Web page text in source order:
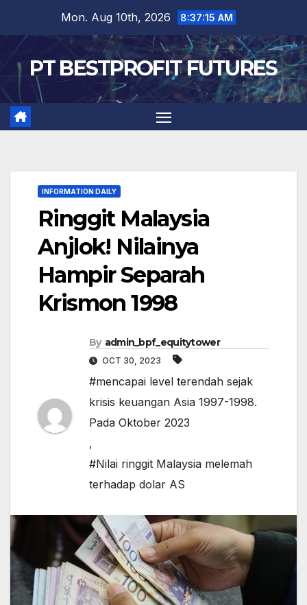
content
Mon. Aug 10th, 2026 8:37:16 AM
PT BESTPROFIT FUTURES
INFORMATION DAILY
Ringgit Malaysia
Anjlok! Nilainya
Hampir Separah
Krismon 1998
By admin_bpf_equitytower
OCT 30, 2023
#mencapai level terendah sejak
krisis keuangan Asia 1997-1998.
Pada Oktober 2023
,
#Nilai ringgit Malaysia melemah
terhadap dolar AS